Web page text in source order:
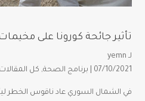
تأثير جائحة كورونا على
لـ yemn
07/10/2021 |
برنامج الصحة, كل المقالات
في الشمال السوري عاد ناقوس الخطر